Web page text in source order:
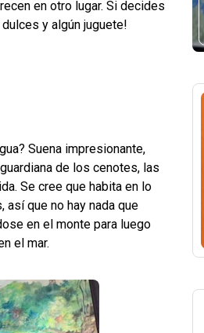
en otro lugar. Si decides
y algún juguete!
Suena impresionante,
de los cenotes, las
Se cree que habita en lo
que no hay nada que
en el monte para luego
el mar.